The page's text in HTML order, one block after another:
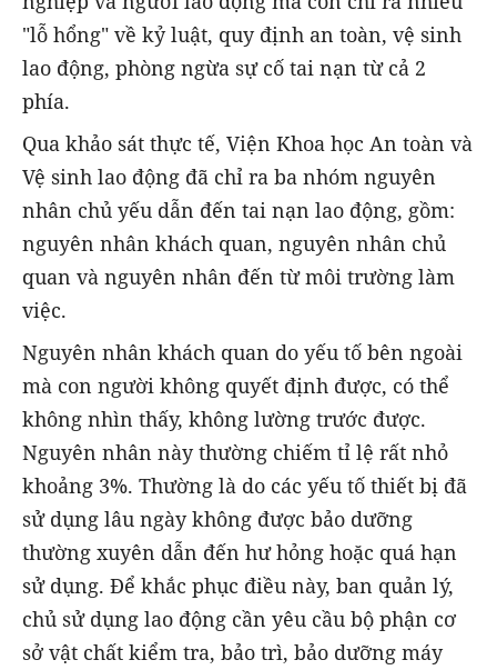
"lỗ hổng" về kỷ luật, quy định an toàn, vệ sinh
lao động, phòng ngừa sự cố tai nạn từ cả 2
phía.
Qua khảo sát thực tế, Viện Khoa học An toàn và
Vệ sinh lao động đã chỉ ra ba nhóm nguyên
nhân chủ yếu dẫn đến tai nạn lao động, gồm:
nguyên nhân khách quan, nguyên nhân chủ
quan và nguyên nhân đến từ môi trường làm
việc.
Nguyên nhân khách quan do yếu tố bên ngoài
mà con người không quyết định được, có thể
không nhìn thấy, không lường trước được.
Nguyên nhân này thường chiếm tỉ lệ rất nhỏ
khoảng 3%. Thường là do các yếu tố thiết bị đã
sử dụng lâu ngày không được bảo dưỡng
thường xuyên dẫn đến hư hỏng hoặc quá hạn
sử dụng. Để khắc phục điều này, ban quản lý,
chủ sử dụng lao động cần yêu cầu bộ phận cơ
sở vật chất kiểm tra, bảo trì, bảo dưỡng máy